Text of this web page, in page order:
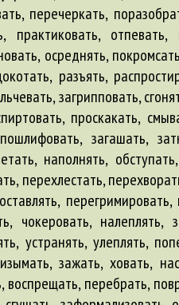
перечеркать,
практиковать,
осреднять,
разъять,
загрипповать,
проскакать,
загашать,
наполнять,
перехлестать,
чокеровать,
устранять, улеплять,
зажать, ховать,
воспрещать, перебрать,